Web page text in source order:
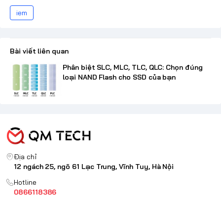
iem
Bài viết liên quan
Phân biệt SLC, MLC, TLC, QLC: Chọn đúng
loại NAND Flash cho SSD của bạn
Địa chỉ
12 ngách 25, ngõ 61 Lạc Trung, Vĩnh Tuy, Hà Nội
Hotline
0866118386